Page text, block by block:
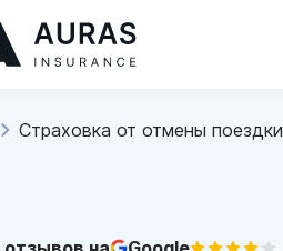
Страховка от отмены поездки